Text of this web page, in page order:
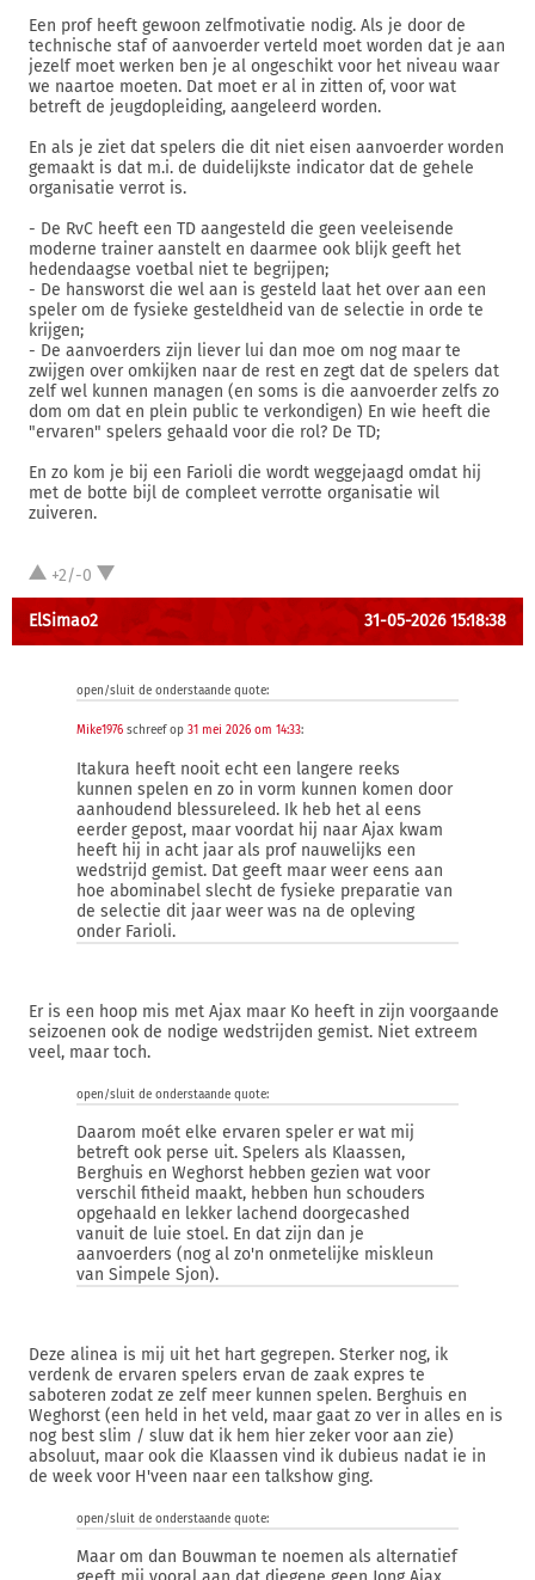
Een prof heeft gewoon zelfmotivatie nodig. Als je door de
technische staf of aanvoerder verteld moet worden dat je aan
jezelf moet werken ben je al ongeschikt voor het niveau waar
we naartoe moeten. Dat moet er al in zitten of, voor wat
betreft de jeugdopleiding, aangeleerd worden.
En als je ziet dat spelers die dit niet eisen aanvoerder worden
gemaakt is dat m.i. de duidelijkste indicator dat de gehele
organisatie verrot is.
- De RvC heeft een TD aangesteld die geen veeleisende
moderne trainer aanstelt en daarmee ook blijk geeft het
hedendaagse voetbal niet te begrijpen;
- De hansworst die wel aan is gesteld laat het over aan een
speler om de fysieke gesteldheid van de selectie in orde te
krijgen;
- De aanvoerders zijn liever lui dan moe om nog maar te
zwijgen over omkijken naar de rest en zegt dat de spelers dat
zelf wel kunnen managen (en soms is die aanvoerder zelfs zo
dom om dat en plein public te verkondigen) En wie heeft die
"ervaren" spelers gehaald voor die rol? De TD;
En zo kom je bij een Farioli die wordt weggejaagd omdat hij
met de botte bijl de compleet verrotte organisatie wil
zuiveren.
+2/-0
ElSimao2 31-05-2026 15:18:38
open/sluit de onderstaande quote:
Mike1976 schreef op 31 mei 2026 om 14:33:
Itakura heeft nooit echt een langere reeks
kunnen spelen en zo in vorm kunnen komen door
aanhoudend blessureleed. Ik heb het al eens
eerder gepost, maar voordat hij naar Ajax kwam
heeft hij in acht jaar als prof nauwelijks een
wedstrijd gemist. Dat geeft maar weer eens aan
hoe abominabel slecht de fysieke preparatie van
de selectie dit jaar weer was na de opleving
onder Farioli.
Er is een hoop mis met Ajax maar Ko heeft in zijn voorgaande
seizoenen ook de nodige wedstrijden gemist. Niet extreem
veel, maar toch.
open/sluit de onderstaande quote:
Daarom moét elke ervaren speler er wat mij
betreft ook perse uit. Spelers als Klaassen,
Berghuis en Weghorst hebben gezien wat voor
verschil fitheid maakt, hebben hun schouders
opgehaald en lekker lachend doorgecashed
vanuit de luie stoel. En dat zijn dan je
aanvoerders (nog al zo'n onmetelijke miskleun
van Simpele Sjon).
Deze alinea is mij uit het hart gegrepen. Sterker nog, ik
verdenk de ervaren spelers ervan de zaak expres te
saboteren zodat ze zelf meer kunnen spelen. Berghuis en
Weghorst (een held in het veld, maar gaat zo ver in alles en is
nog best slim / sluw dat ik hem hier zeker voor aan zie)
absoluut, maar ook die Klaassen vind ik dubieus nadat ie in
de week voor H'veen naar een talkshow ging.
open/sluit de onderstaande quote:
Maar om dan Bouwman te noemen als alternatief